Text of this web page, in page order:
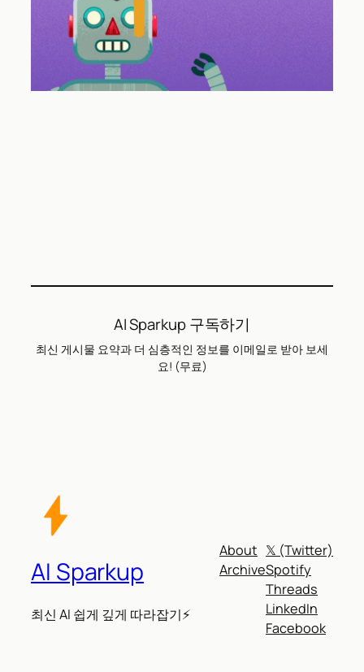
AI Sparkup 구독하기
최신 게시물 요약과 더 심층적인 정보를 이메일로 받아 보세
요! (무료)
AI Sparkup
최신 AI 쉽게 깊게 따라잡기⚡
About
Archive
𝕏 (Twitter)
Spotify
Threads
LinkedIn
Facebook